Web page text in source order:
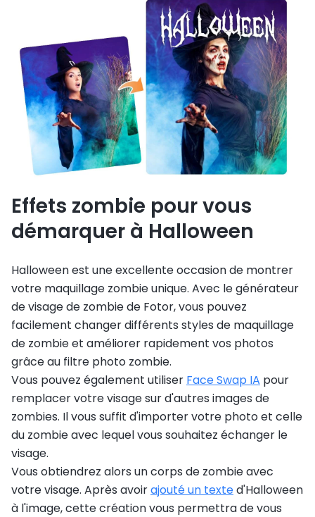
Effets zombie pour vous
démarquer à Halloween
Halloween est une excellente occasion de montrer
votre maquillage zombie unique. Avec le générateur
de visage de zombie de Fotor, vous pouvez
facilement changer différents styles de maquillage
de zombie et améliorer rapidement vos photos
grâce au filtre photo zombie.
Vous pouvez également utiliser Face Swap IA pour
remplacer votre visage sur d'autres images de
zombies. Il vous suffit d'importer votre photo et celle
du zombie avec lequel vous souhaitez échanger le
visage.
Vous obtiendrez alors un corps de zombie avec
votre visage. Après avoirajouté un texted'Halloween
à l'image, cette création vous permettra de vous